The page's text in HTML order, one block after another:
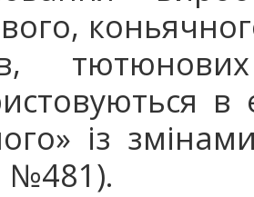
в
із
№481).